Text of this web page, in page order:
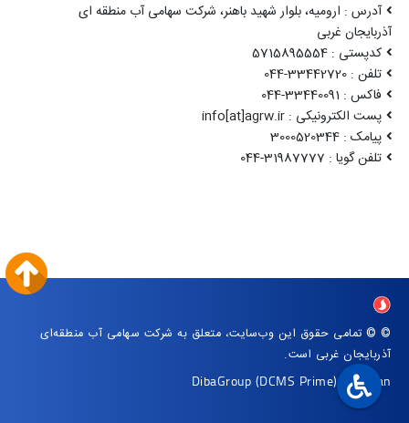
آدرس : ارومیه، بلوار شهید باهنر، شرکت سهامی آب منطقه ای
آذربایجان غربی
کدپستی : 5715895554
تلفن : 33442720-044
فاکس : 33440091-044
پست الکترونیکی : info[at]agrw.ir
پیامک : 3000520344
تلفن گویا : 31987777-044
© © تمامی حقوق این وب‌سایت، متعلق به شرکت سهامی آب منطقه‌ای
آذربایجان غربی است.
DibaGroup (DCMS Prime)|Arvan